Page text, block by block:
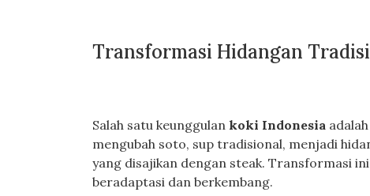
Transformasi Hidangan
Salah satu keunggulan koki Indonesia
mengubah soto, sup tradisional, menjadi
yang disajikan dengan steak. Transformasi
beradaptasi dan berkembang.